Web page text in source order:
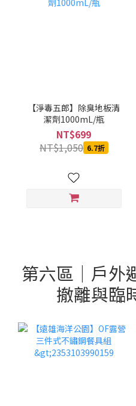
【淨毒五郎】除臭地板清
潔劑1000mL/瓶
NT$699
NT$1,050 6.7折
第六區｜戶外
撤離與臨